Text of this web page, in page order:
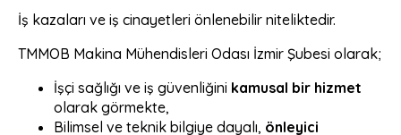
İş kazaları ve iş cinayetleri önlenebilir niteliktedir.
TMMOB Makina Mühendisleri Odası İzmir Şubesi olarak;
İşçi sağlığı ve iş güvenliğini kamusal bir hizmet
olarak görmekte,
Bilimsel ve teknik bilgiye dayalı, önleyici